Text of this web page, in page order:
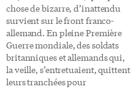
La charge de travail accrue des
juges, les ressources limitées
des tribunaux et la complexité
grandissante des […]
chose de bizarre, d’inattendu
survient sur le front franco-
allemand. En pleine Première
Guerre mondiale, des soldats
britanniques et allemands qui,
la veille, s’entretuaient, quittent
leurs tranchées pour